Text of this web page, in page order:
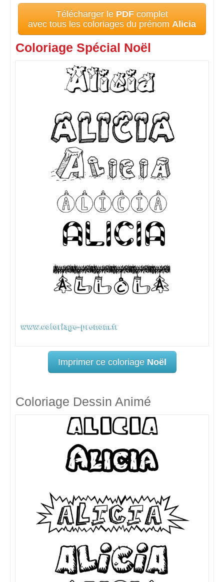
Télécharger le PDF complet
avec tous les coloriages du prénom Alicia
Coloriage Spécial Noël
Imprimer ce coloriage Noël
Coloriage Dessin Animé